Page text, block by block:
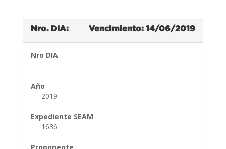
Nro. DIA: Vencimiento: 14/06/2019
Nro DIA
Año
2019
Expediente SEAM
1636